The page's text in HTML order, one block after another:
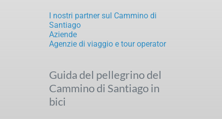
I nostri partner sul Cammino di
Santiago
Aziende
Agenzie di viaggio e tour operator
Guida del pellegrino del
Cammino di Santiago in
bici